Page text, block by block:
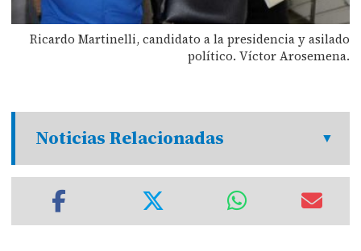
Ricardo Martinelli, candidato a la presidencia y asilado
político. Víctor Arosemena.
Noticias Relacionadas